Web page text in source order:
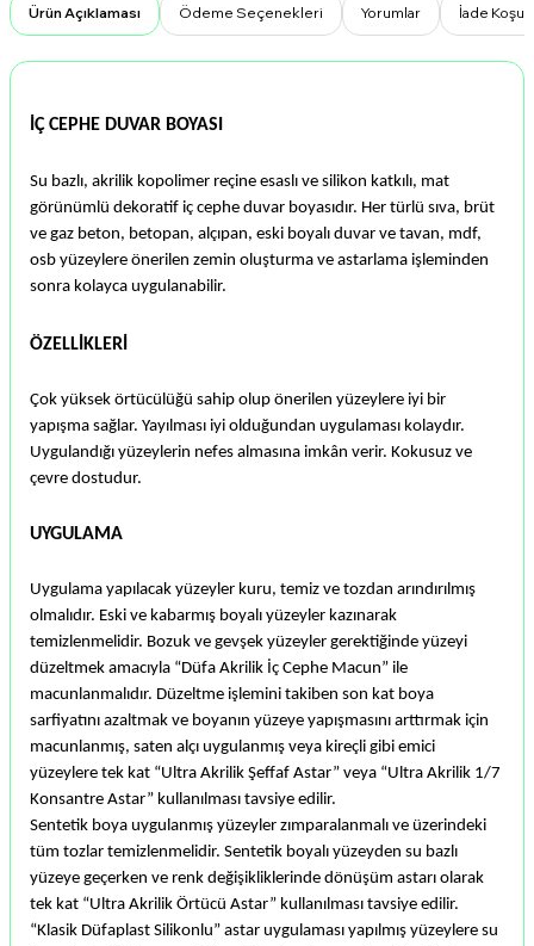
Ürün Açıklaması Ödeme Seçenekleri Yorumlar İade
İÇ CEPHE DUVAR BOYASI
Su bazlı, akrilik kopolimer reçine esaslı ve silikon katkılı, mat
görünümlü dekoratif iç cephe duvar boyasıdır. Her türlü sıva, brüt
ve gaz beton, betopan, alçıpan, eski boyalı duvar ve tavan, mdf,
osb yüzeylere önerilen zemin oluşturma ve astarlama işleminden
sonra kolayca uygulanabilir.
ÖZELLİKLERİ
Çok yüksek örtücülüğü sahip olup önerilen yüzeylere iyi bir
yapışma sağlar. Yayılması iyi olduğundan uygulaması kolaydır.
Uygulandığı yüzeylerin nefes almasına imkân verir. Kokusuz ve
çevre dostudur.
UYGULAMA
Uygulama yapılacak yüzeyler kuru, temiz ve tozdan arındırılmış
olmalıdır. Eski ve kabarmış boyalı yüzeyler kazınarak
temizlenmelidir. Bozuk ve gevşek yüzeyler gerektiğinde yüzeyi
düzeltmek amacıyla “Düfa Akrilik İç Cephe Macun” ile
macunlanmalıdır. Düzeltme işlemini takiben son kat boya
sarfiyatını azaltmak ve boyanın yüzeye yapışmasını arttırmak için
macunlanmış, saten alçı uygulanmış veya kireçli gibi emici
yüzeylere tek kat “Ultra Akrilik Şeffaf Astar” veya “Ultra Akrilik 1/7
Konsantre Astar” kullanılması tavsiye edilir.
Sentetik boya uygulanmış yüzeyler zımparalanmalı ve üzerindeki
tüm tozlar temizlenmelidir. Sentetik boyalı yüzeyden su bazlı
yüzeye geçerken ve renk değişikliklerinde dönüşüm astarı olarak
tek kat “Ultra Akrilik Örtücü Astar” kullanılması tavsiye edilir.
“Klasik Düfaplast Silikonlu” astar uygulaması yapılmış yüzeylere su